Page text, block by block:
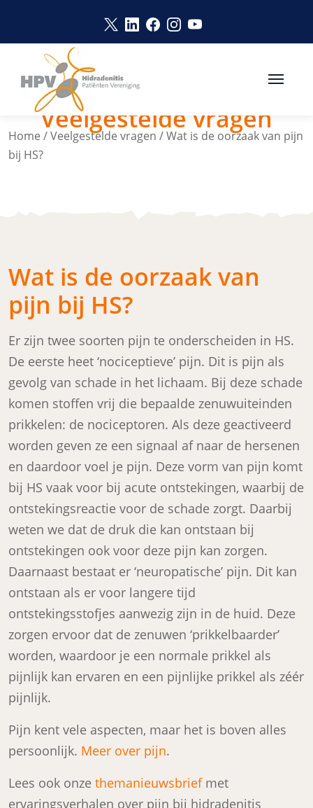
Link opent in een nieuw venster
Link opent in een nieuw
Link opent in een nieuw
Link opent in een
Link opent in een
Home /Veelgestelde vragen /Wat is de oorzaak van pijn
bij HS?
Veelgestelde vragen
Wat is de oorzaak van
pijn bij HS?
Er zijn twee soorten pijn te onderscheiden in HS.
De eerste heet ‘nociceptieve’ pijn. Dit is pijn als
gevolg van schade in het lichaam. Bij deze schade
komen stoffen vrij die bepaalde zenuwuiteinden
prikkelen: de nociceptoren. Als deze geactiveerd
worden geven ze een signaal af naar de hersenen
en daardoor voel je pijn. Deze vorm van pijn komt
bij HS vaak voor bij acute ontstekingen, waarbij de
ontstekingsreactie voor de schade zorgt. Daarbij
weten we dat de druk die kan ontstaan bij
ontstekingen ook voor deze pijn kan zorgen.
Daarnaast bestaat er ‘neuropatische’ pijn. Dit kan
ontstaan als er voor langere tijd
ontstekingsstofjes aanwezig zijn in de huid. Deze
zorgen ervoor dat de zenuwen ‘prikkelbaarder’
worden, waardoor je een normale prikkel als
pijnlijk kan ervaren en een pijnlijke prikkel als zéér
pijnlijk.
Pijn kent vele aspecten, maar het is boven alles
persoonlijk. Meer over pijn.
Lees ook onze themanieuwsbriefmet
ervaringsverhalen over pijn bij hidradenitis